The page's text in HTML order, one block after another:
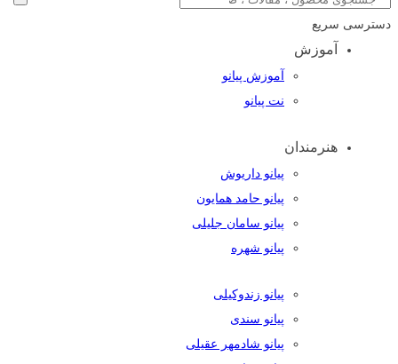
دسترسی سریع
آموزش
آموزش پیانو
نت پیانو
هنرمندان
پیانو داریوش
پیانو حامد همایون
پیانو سامان جلیلی
پیانو شهره
پیانو زندوکیلی
پیانو سندی
پیانو شادمهر عقیلی